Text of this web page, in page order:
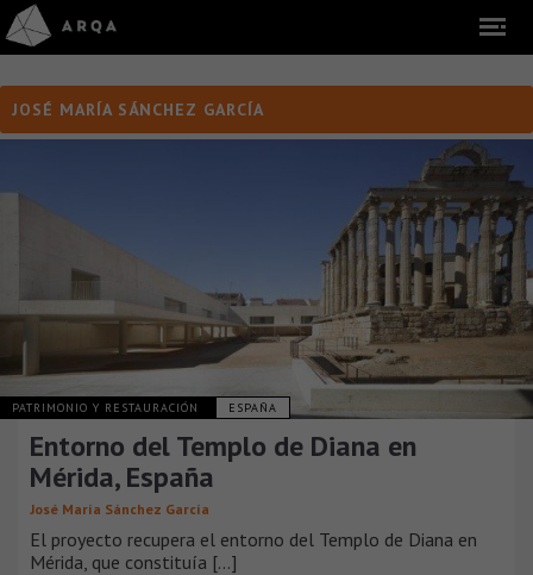
JOSÉ MARÍA SÁNCHEZ GARCÍA
PATRIMONIO Y RESTAURACIÓN ESPAÑA
Entorno del Templo de Diana en
Mérida, España
José María Sánchez García
El proyecto recupera el entorno del Templo de Diana en
Mérida, que constituía [...]